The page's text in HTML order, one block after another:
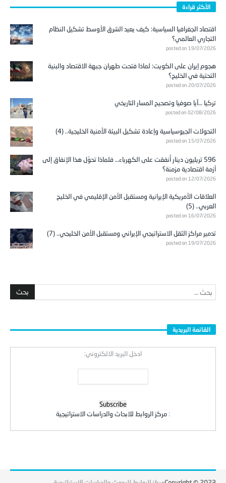
الأكثر قراءة
اقتصاد الجغرافيا السياسية: كيف يعيد الشرق الأوسط تشكيل النظام
التجاري العالمي؟
posted on 19/07/2026
هجوم إيران على الكويت: لماذا فتحت طهران جبهة الاقتصاد والبنية
التحتية في الخليج؟
posted on 20/07/2026
تركيا …آيا صوفيا وتصحيح المسار التاريخي
posted on 02/08/2026
التحولات الجيوسياسية وإعادة تشكيل البيئة الأمنية الخليجية.. (4)
posted on 15/07/2026
596 تريليون دينار أُنفقت على الكهرباء… فلماذا تحوّل هذا الإنفاق إلى
أزمة اقتصادية مزمنة؟
posted on 12/07/2026
العلاقات الأمريكية الإيرانية ومستقبل الأمن الإقليمي في الخليج
العربي.. (5)
posted on 16/07/2026
تدمير مراكز الثقل الاستراتيجي الإيراني ومستقبل الأمن الخليجي.. (7)
posted on 19/07/2026
القائمة البريدية
ادخل البريد الالكتروني:
: مركز الروابط للابحاث والدراسات الاستراتيجية